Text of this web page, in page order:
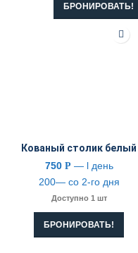
БРОНИРОВАТЬ!
Кованый столик белый
750 Р — l день
200— со 2-го дня
Доступно 1 шт
БРОНИРОВАТЬ!